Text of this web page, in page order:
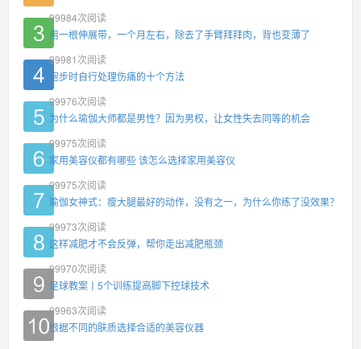
99984次阅读
用一根伸展带，一个月左右，除去了手臂拜拜肉，背也变薄了
99981 次阅读
跑步时自行处理伤痛的十个方法
99976次阅读
为什么瑜伽大师都是男性？因为男权，让女性失去同等的机会
99975次阅读
家用美容仪都有哪些 该怎么选择家用美容仪
99975次阅读
瑜伽女神式：瘦大腿最好的动作，没有之一，为什么你练了没效果？
99973次阅读
这样减肥才不会反弹，帮你走出减肥瓶颈
99970次阅读
足球教案丨5个训练提高脚下控球技术
99963次阅读
根据不同的肤质选择合适的美容仪器